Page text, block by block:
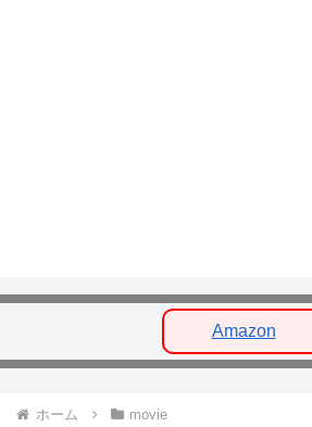
Amazon
ホーム movie